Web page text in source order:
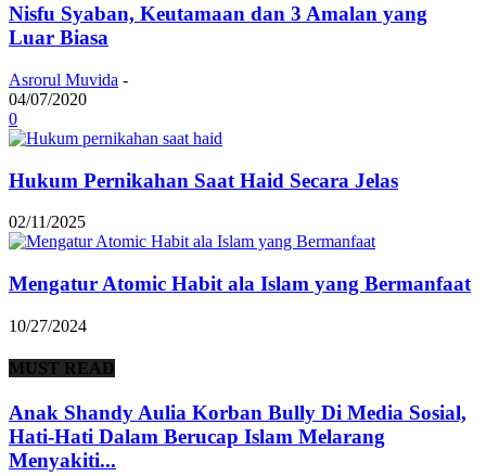
Nisfu Syaban, Keutamaan dan 3 Amalan yang
Luar Biasa
Asrorul Muvida -
04/07/2020
0
Hukum Pernikahan Saat Haid Secara Jelas
02/11/2025
Mengatur Atomic Habit ala Islam yang Bermanfaat
10/27/2024
MUST READ
Anak Shandy Aulia Korban Bully Di Media Sosial,
Hati-Hati Dalam Berucap Islam Melarang
Menyakiti...